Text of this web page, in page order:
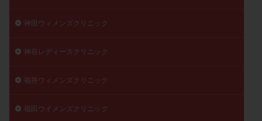
神田ウィメンズクリニック
神谷レディースクリニック
福井ウィメンズクリニック
福田ウイメンズクリニック